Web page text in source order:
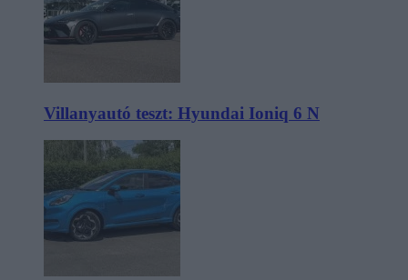
Villanyautó teszt: Hyundai Ioniq 6 N